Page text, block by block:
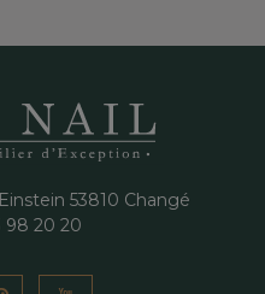
53810 Changé
98 20 20